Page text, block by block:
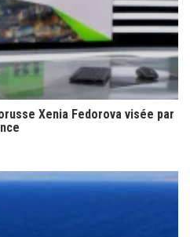
Xenia Fedorova visée par